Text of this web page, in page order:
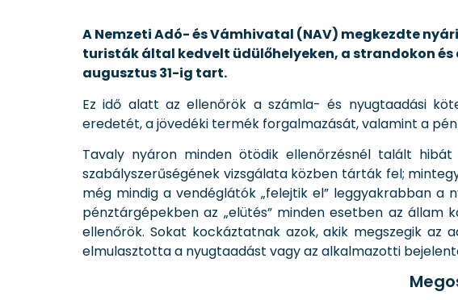
A Nemzeti Adó- és Vámhivatal (NAV) megkezdte
turisták által kedvelt üdülőhelyeken, a strandokon
augusztus 31-ig tart.
Ez idő alatt az ellenőrök a számla- és nyugtaadási
eredetét, a jövedéki termék forgalmazását, valamint a
Tavaly nyáron minden ötödik ellenőrzésnél talált
szabályszerűségének vizsgálata közben tárták fel;
még mindig a vendéglátók „felejtik el” leggyakrabban a
pénztárgépekben az „elütés” minden esetben az
ellenőrök. Sokat kockáztatnak azok, akik megszegik az
elmulasztotta a nyugtaadást vagy az alkalmazotti